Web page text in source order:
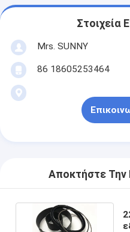
Στοιχεία
Mrs. SUNNY
86 18605253464
Αποκτήστε Την